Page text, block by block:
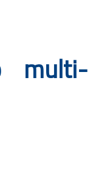
multi-